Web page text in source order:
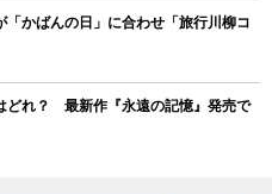
かばんの日」に合わせ「旅行川柳コ
どれ？ 最新作『永遠の記憶』発売で